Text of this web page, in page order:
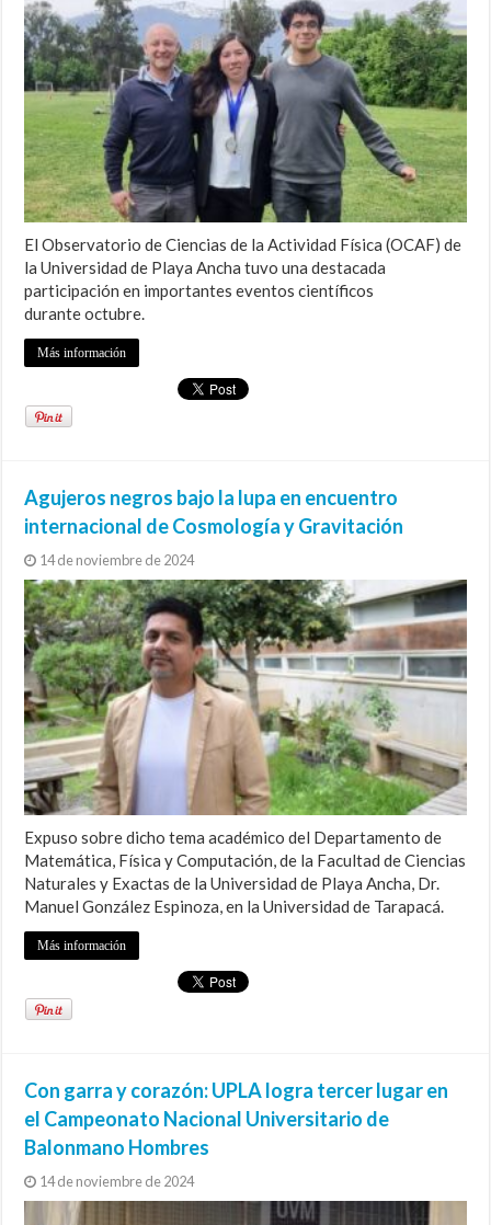
El Observatorio de Ciencias de la Actividad Física (OCAF) de
la Universidad de Playa Ancha tuvo una destacada
participación en importantes eventos científicos
durante octubre.
Más información
Agujeros negros bajo la lupa en encuentro
internacional de Cosmología y Gravitación
14 de noviembre de 2024
Expuso sobre dicho tema académico del Departamento de
Matemática, Física y Computación, de la Facultad de Ciencias
Naturales y Exactas de la Universidad de Playa Ancha, Dr.
Manuel González Espinoza, en la Universidad de Tarapacá.
Más información
Con garra y corazón: UPLA logra tercer lugar en
el Campeonato Nacional Universitario de
Balonmano Hombres
14 de noviembre de 2024